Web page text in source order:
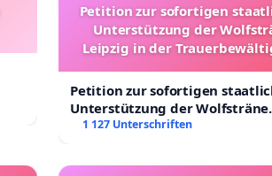
Petition zur sofortigen
Unterstützung der
Leipzig in der
Petition zur sofortigen
Unterstützung der Wolfsträne
Leipzig in der
1 127 Unterschriften